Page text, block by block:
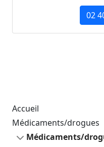
02
Accueil
Médicaments/drogues
Médicaments/